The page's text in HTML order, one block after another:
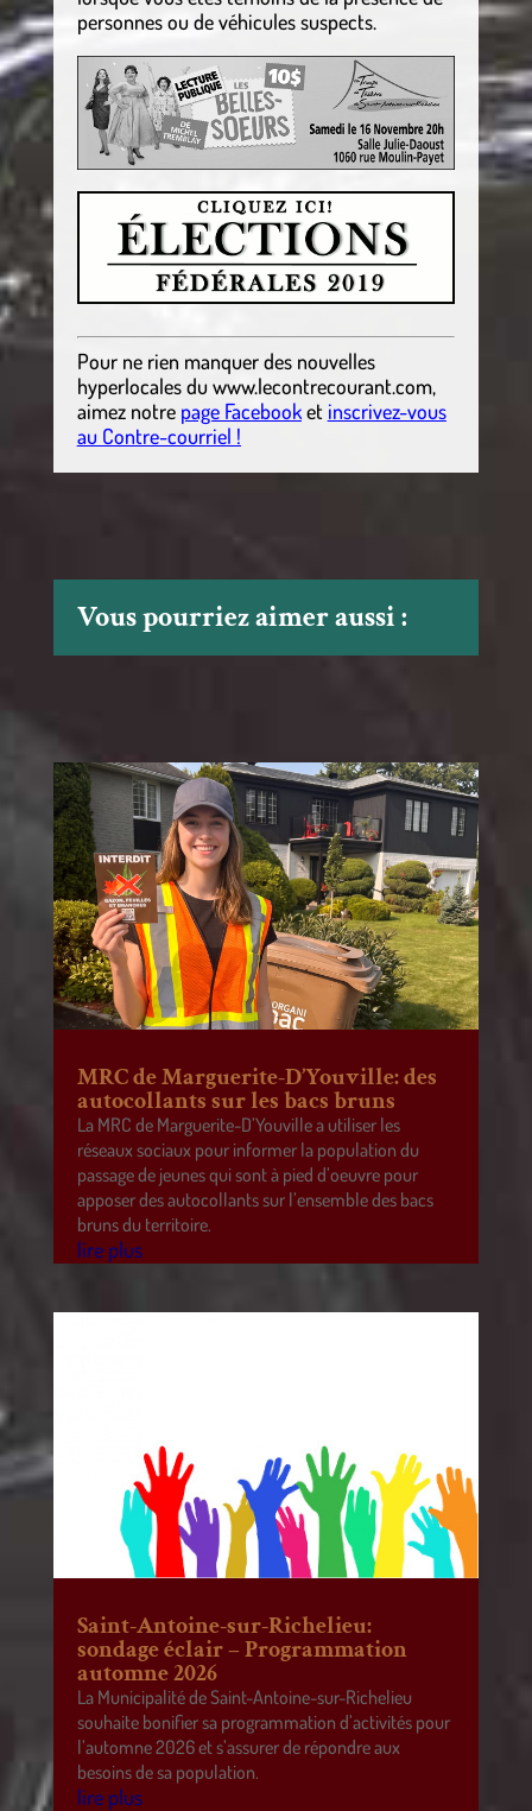
personnes ou de véhicules suspects.
Pour ne rien manquer des nouvelles
hyperlocalesdu www.lecontrecourant.com,
aimez notre page Facebooket inscrivez-vous
au Contre-courriel !
Vous pourriez aimer aussi :
MRC de Marguerite-D’Youville: des
autocollants sur les bacs bruns
La MRC de Marguerite-D’Youville a utiliser les
réseaux sociaux pour informer la population du
passage de jeunes qui sont à pied d’oeuvre pour
apposer des autocollants sur l’ensemble des bacs
bruns du territoire.
lire plus
Saint-Antoine-sur-Richelieu:
sondage éclair – Programmation
automne 2026
La Municipalité de Saint-Antoine-sur-Richelieu
souhaite bonifier sa programmation d’activités pour
l’automne 2026 et s’assurer de répondre aux
besoins de sa population.
lire plus